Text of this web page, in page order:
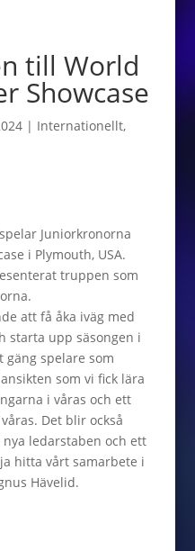
till World
Showcase
| Internationellt,
Juniorkronorna
i Plymouth, USA.
truppen som
att få åka iväg med
starta upp säsongen i
gäng spelare som
som vi fick lära
i våras och ett
Det blir också
ledarstaben och ett
hitta vårt samarbete i
Hävelid.